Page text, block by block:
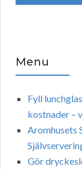
Menu
Fyll
kostnader –
Aromhusets
Gör